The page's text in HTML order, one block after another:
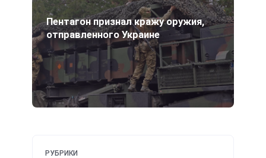
Пентагон признал кражу оружия,
отправленного Украине
РУБРИКИ